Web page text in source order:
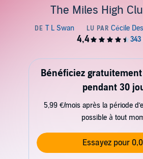
The Miles High
Bénéficiez
pendant 30
5,99 €/mois après la période
possible à tout
Essayez pour